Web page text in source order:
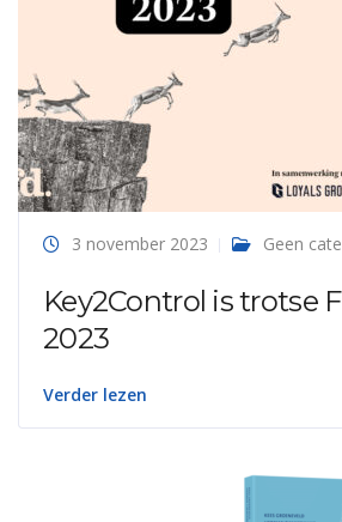
3 november 2023 Geen
Key2Control is trotse
2023
Verder lezen